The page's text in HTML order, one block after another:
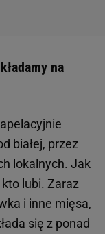
na
białej, przez
lokalnych. Jak
lubi. Zaraz
i inne mięsa,
się z ponad